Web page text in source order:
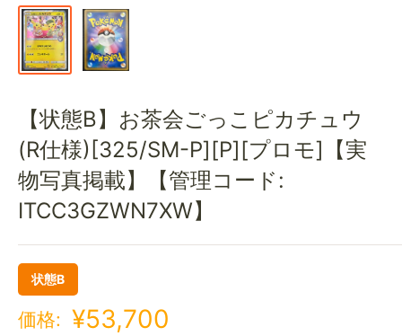
【状態B】お茶会ごっこピカチュウ
(R仕様)[325/SM-P][P][プロモ]【実
物写真掲載】【管理コード:
ITCC3GZWN7XW】
状態B
価格: ¥53,700